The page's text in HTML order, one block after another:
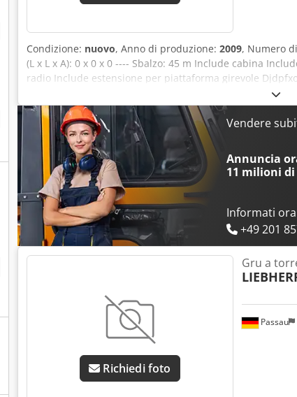
Condizione: nuovo, Anno di produzione: 2009, Numero
(L x L x A): 0 x 0 x 0 ---- Sbalzo: 45 m Include cabina
radio Include estensione per piattaforma girevole
Vendere
Annuncia
11 milioni
Informati ora
+49 201
Richiedi foto
Passau
Gru a